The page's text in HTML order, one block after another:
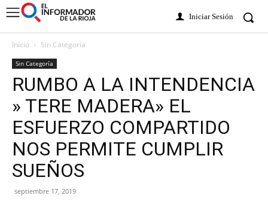
Iniciar Sesión
Inicio Sin Categoría
Sin Categoría
RUMBO A LA INTENDENCIA
» TERE MADERA» EL
ESFUERZO COMPARTIDO
NOS PERMITE CUMPLIR
SUEÑOS
septiembre 17, 2019